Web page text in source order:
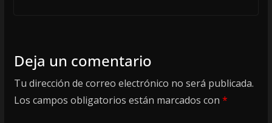
Deja un comentario
Tu dirección de correo electrónico no será publicada.
Los campos obligatorios están marcados con *